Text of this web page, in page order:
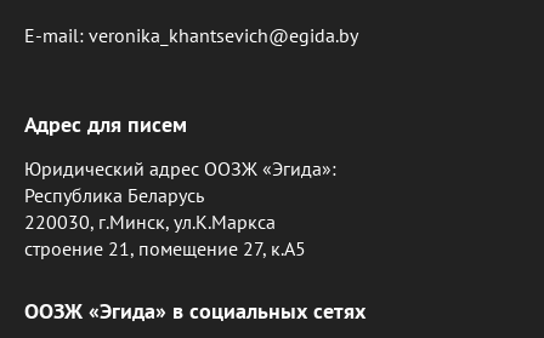
E-mail: veronika_khantsevich@egida.by
Адрес для писем
Юридический адрес ООЗЖ «Эгида»:
Республика Беларусь
220030, г.Минск, ул.К.Маркса
строение 21, помещение 27, к.А5
ООЗЖ «Эгида» в социальных сетях